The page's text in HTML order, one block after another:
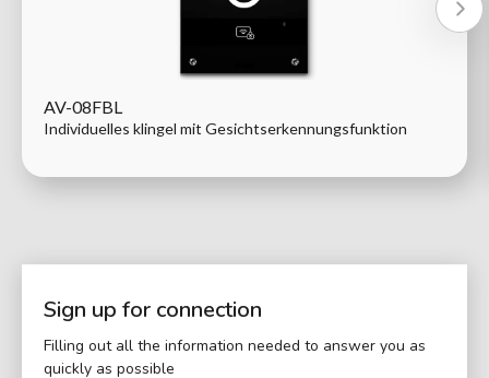
AV-08FBL
Individuelles klingel mit Gesichtserkennungsfunktion
Sign up for connection
Filling out all the information needed to answer you as
quickly as possible